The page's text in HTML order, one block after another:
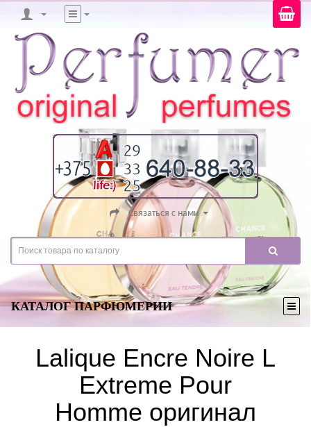
Связаться с нами
КАТАЛОГ ПАРФЮМЕРИИ
Lalique Encre Noire L
Extreme Pour
Homme оригинал